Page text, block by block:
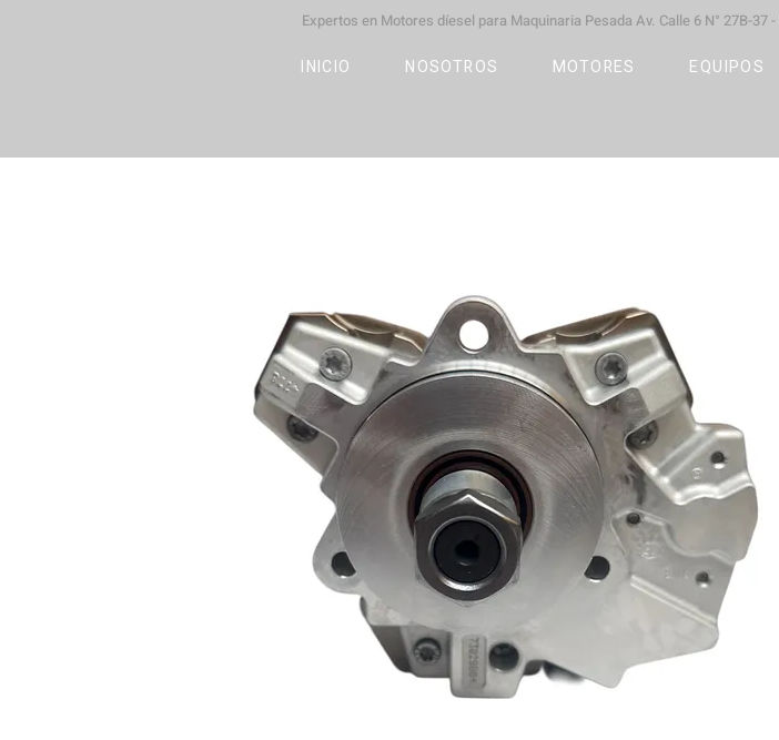
Expertos en Motores díesel para Maquinaria Pesada Av. Calle 6 N° 27B-37 -
INICIO NOSOTROS MOTORES EQUIPOS